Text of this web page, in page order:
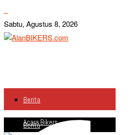
Sabtu, Agustus 8, 2026
Berita
Acara Bikers
Berita